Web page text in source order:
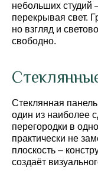
небольших студий
перекрывая свет.
но взгляд и
свободно.
Стеклянная
один из наиболее
перегородки в
практически не
плоскость –
создаёт